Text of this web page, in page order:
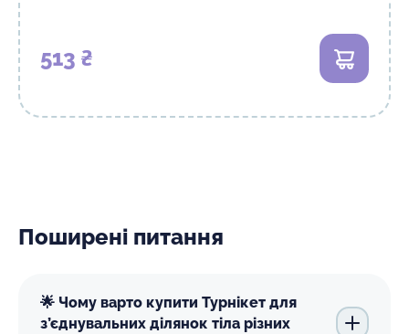
513 ₴ В кошик
Поширені питання
🌟 Чому варто купити Турнікет для
з’єднувальних ділянок тіла різних